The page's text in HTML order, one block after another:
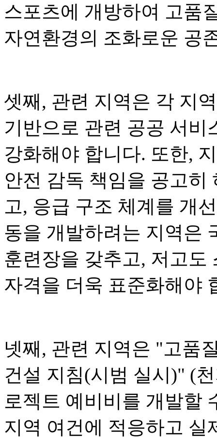
스포츠에 개방하여 고품
자연환경의 조화로운 공
셋째, 관련 지역은 각 지
기반으로 관련 공공 서비
강화해야 합니다. 또한,
안전 감독 책임을 공고히
고, 응급 구조 체계를 개
동을 개발하려는 지역은
훈련장을 갖추고, 저고도
자격을 더욱 표준화해야
넷째, 관련 지역은 "고품
건설 지침(시범 실시)" (
로젝트 예비비를 개발할
지역 여건에 적응하고 실